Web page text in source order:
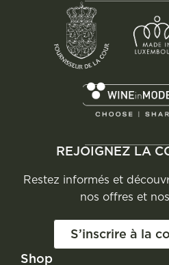
REJOIGNEZ LA
Restez informés et
nos offres et
S’inscrire à la
Shop